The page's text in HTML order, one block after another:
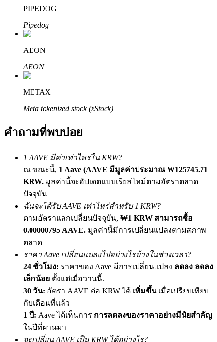
มากถึง 65% คอมมิชชั่น!
การแนะนำ
เชิญเพื่อนเพื่อรับรางวัลเงินสด
BTC Welcome Rewards
Deposit & Trade BTC to Share 25000 USDT prize pool!
Deposit CASHCAT & Win
PIPEDOG
Pipedog
AEON
AEON
METAX
Meta tokenized stock (xStock)
คำถามที่พบบ่อย
1 AAVE มีค่าเท่าไหร่ใน KRW?
ณ ขณะนี้, 1 Aave (AAVE มีมูลค่าประมาณ ₩125745.71
KRW. มูลค่านี้จะอัปเดตแบบเรียลไทม์ตามอัตราตลาด
ปัจจุบัน
ฉันจะได้รับ AAVE เท่าไหร่สำหรับ 1 KRW?
ตามอัตราแลกเปลี่ยนปัจจุบัน, ₩1 KRW สามารถซื้อ
0.00000795 AAVE. มูลค่านี้มีการเปลี่ยนแปลงตามสภาพ
ตลาด
ราคา Aave เปลี่ยนแปลงไปอย่างไรบ้างในช่วงเวลา?
24 ชั่วโมง: ราคาของ Aave มีการเปลี่ยนแปลง ลดลง ลดลง
เล็กน้อย ตั้งแต่เมื่อวานนี้.
30 วัน: อัตรา AAVE ต่อ KRW ได้ เพิ่มขึ้นเมื่อเปรียบเทียบ
กับเดือนที่แล้ว
1 ปี: Aave ได้เห็นการ การลดลงของราคาอย่างมีนัยสำคัญ
ในปีที่ผ่านมา
จะเปลี่ยน AAVE เป็น KRW ได้อย่างไร?